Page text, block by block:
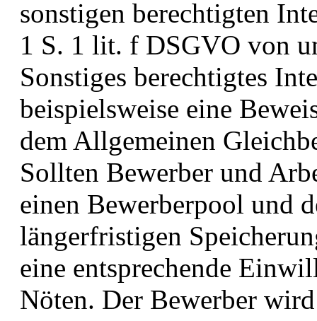
sonstigen berechtigten
1 S. 1 lit. f DSGVO von
Sonstiges berechtigtes
beispielsweise eine
dem Allgemeinen
Sollten Bewerber und
einen Bewerberpool und
längerfristigen
eine entsprechende
Nöten. Der Bewerber